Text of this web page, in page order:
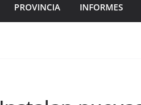
PROVINCIA INFORMES